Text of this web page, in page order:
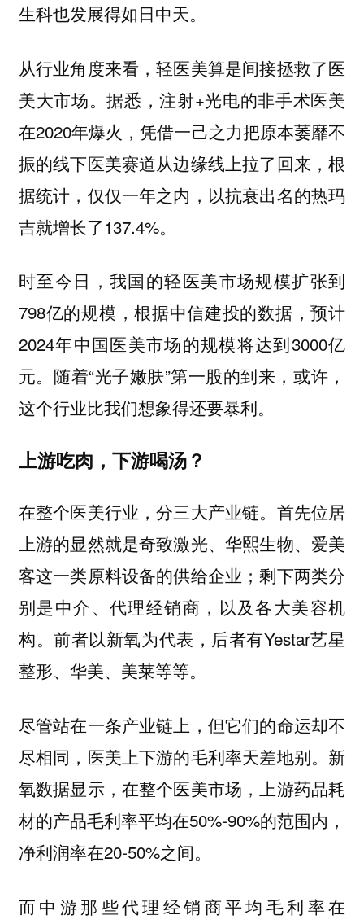
生科也发展得如日中天。
从行业角度来看，轻医美算是间接拯救了医
美大市场。据悉，注射+光电的非手术医美
在2020年爆火，凭借一己之力把原本萎靡不
振的线下医美赛道从边缘线上拉了回来，根
据统计，仅仅一年之内，以抗衰出名的热玛
吉就增长了137.4%。
时至今日，我国的轻医美市场规模扩张到
798亿的规模，根据中信建投的数据，预计
2024年中国医美市场的规模将达到3000亿
元。随着“光子嫩肤”第一股的到来，或许，
这个行业比我们想象得还要暴利。
上游吃肉，下游喝汤？
在整个医美行业，分三大产业链。首先位居
上游的显然就是奇致激光、华熙生物、爱美
客这一类原料设备的供给企业；剩下两类分
别是中介、代理经销商，以及各大美容机
构。前者以新氧为代表，后者有Yestar艺星
整形、华美、美莱等等。
尽管站在一条产业链上，但它们的命运却不
尽相同，医美上下游的毛利率天差地别。新
氧数据显示，在整个医美市场，上游药品耗
材的产品毛利率平均在50%-90%的范围内，
净利润率在20-50%之间。
而中游那些代理经销商平均毛利率在